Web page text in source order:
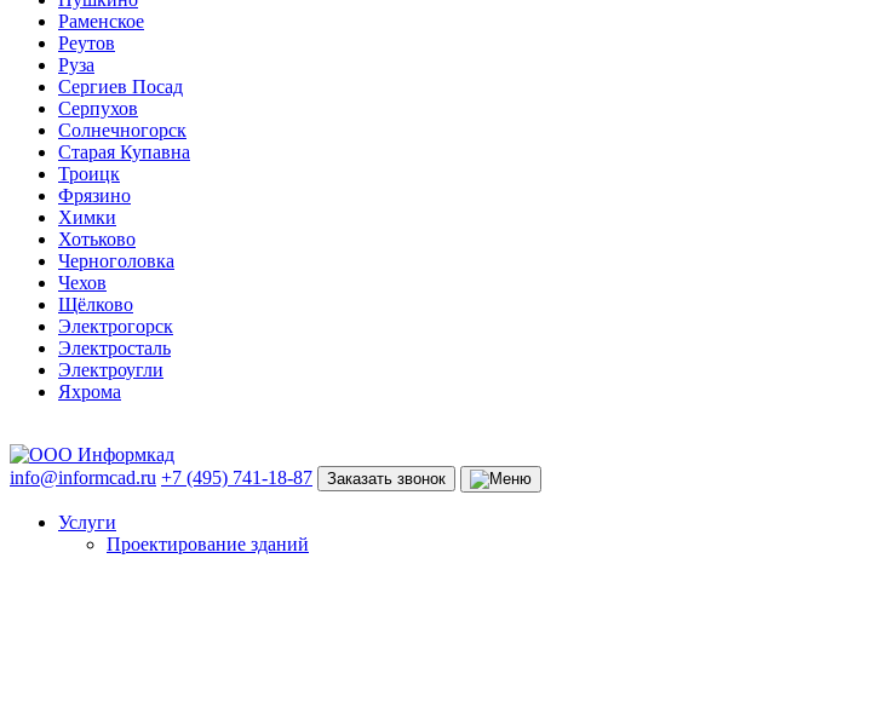
Раменское
Реутов
Руза
Сергиев Посад
Серпухов
Солнечногорск
Старая Купавна
Троицк
Фрязино
Химки
Хотьково
Черноголовка
Чехов
Щёлково
Электрогорск
Электросталь
Электроугли
Яхрома
info@informcad.ru +7 (495) 741-18-87 Заказать звонок
Услуги
Проектирование зданий